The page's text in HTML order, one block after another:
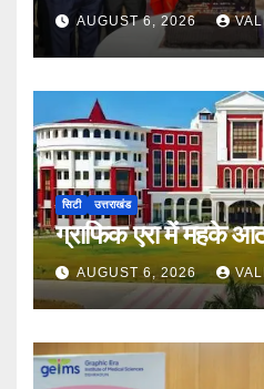
AUGUST 6, 2026
सिटी उत्तराखंड
ग्राफिक एरा में महके
AUGUST 6, 2026